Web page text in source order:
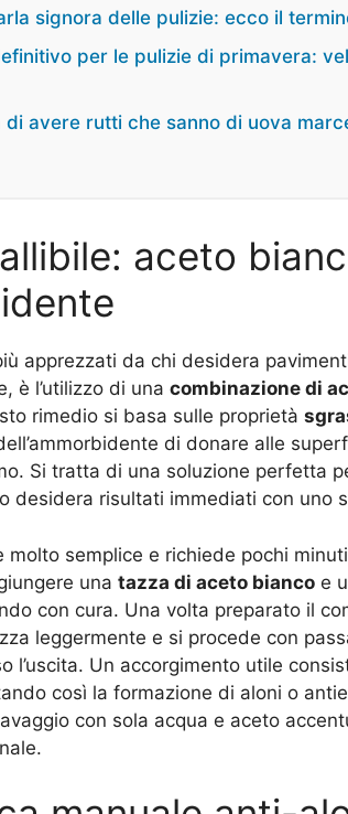
signora delle pulizie: ecco il
per le pulizie di primavera:
di avere rutti che sanno di uova
aceto
apprezzati da chi desidera
è l’utilizzo di una combinazione di
rimedio si basa sulle proprietà
di donare alle
Si tratta di una soluzione perfetta
desidera risultati immediati con uno
molto semplice e richiede pochi
una tazza di aceto bianco e
con cura. Una volta preparato il
leggermente e si procede con
l’uscita. Un accorgimento utile
così la formazione di aloni o
con sola acqua e aceto